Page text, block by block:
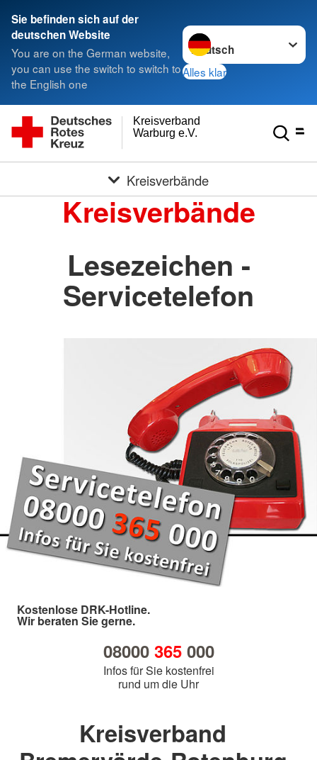
Sie befinden sich auf der
deutschen Website
You are on the German website,
you can use the switch to switch to
the English one
Sprache wechseln zu
Alles klar
Warburg e.V.
Kreisverband
Kreisverbände
Kreisverbände
Lesezeichen -
Servicetelefon
Kostenlose DRK-Hotline.
Wir beraten Sie gerne.
08000 365000
Infos für Sie kostenfrei
rund um die Uhr
Kreisverband